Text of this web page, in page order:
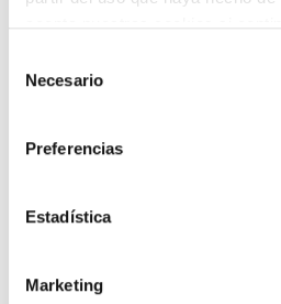
Necesario
Preferencias
Estadística
Marketing